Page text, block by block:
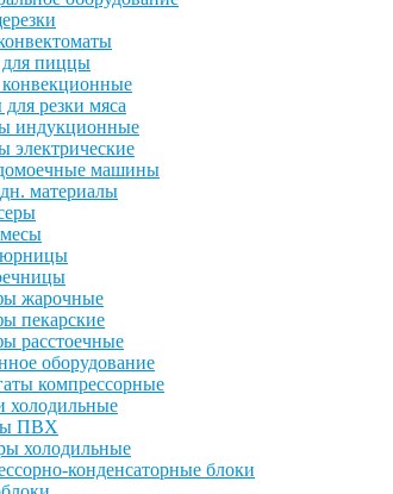
пиццы
резки мяса
индукционные
электрические
машины
материалы
жарочные
пекарские
расстоечные
оборудование
компрессорные
холодильные
ПВХ
холодильные
конденсаторные блоки